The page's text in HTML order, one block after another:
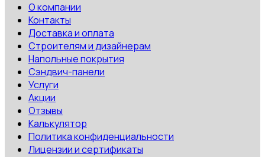
О компании
Контакты
Доставка и оплата
Строителям и дизайнерам
Напольные покрытия
Сэндвич-панели
Услуги
Акции
Отзывы
Калькулятор
Политика конфиденциальности
Лицензии и сертификаты